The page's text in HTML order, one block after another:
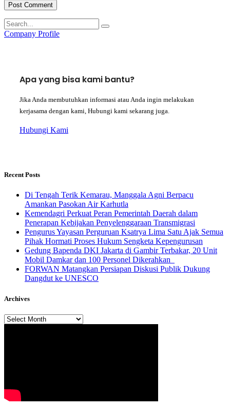
Company Profile
Apa yang bisa kami bantu?
Jika Anda membutuhkan informasi atau Anda ingin melakukan
kerjasama dengan kami, Hubungi kami sekarang juga.
Hubungi Kami
Recent Posts
​Di Tengah Terik Kemarau, Manggala Agni Berpacu
Amankan Pasokan Air Karhutla
Kemendagri Perkuat Peran Pemerintah Daerah dalam
Penerapan Kebijakan Penyelenggaraan Transmigrasi
Pengurus Yayasan Perguruan Ksatrya Lima Satu Ajak Semua
Pihak Hormati Proses Hukum Sengketa Kepengurusan
Gedung Bapenda DKI Jakarta di Gambir Terbakar, 20 Unit
Mobil Damkar dan 100 Personel Dikerahkan
FORWAN Matangkan Persiapan Diskusi Publik Dukung
Dangdut ke UNESCO
Archives
Archives